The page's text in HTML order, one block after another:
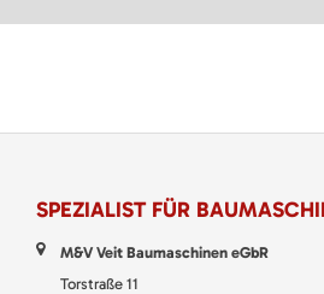
SPEZIALIST FÜR
M&V Veit Baumaschinen eGbR
Torstraße 11